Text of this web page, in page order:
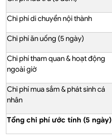
Chi phí di chuyển nội thành
Chi phí ăn uống (5 ngày)
Chi phí tham quan & hoạt động
ngoài giờ
Chi phí mua sắm & phát sinh cá
nhân
Tổng chi phí ước tính (5 ngày)